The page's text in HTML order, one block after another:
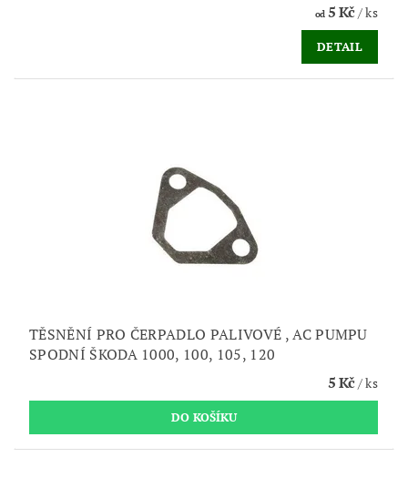
od5 Kč/ ks
DETAIL
TĚSNĚNÍ PRO ČERPADLO PALIVOVÉ , AC PUMPU
SPODNÍ ŠKODA 1000, 100, 105, 120
5 Kč/ ks